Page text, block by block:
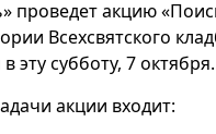
проведет акцию
Всехсвятского
в эту субботу, 7
акции входит: